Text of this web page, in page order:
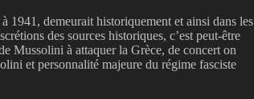
1941, demeurait historiquement et ainsi dans les
des sources historiques, c’est peut-être
Mussolini à attaquer la Grèce, de concert on
et personnalité majeure du régime fasciste